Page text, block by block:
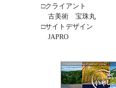
□クライアント
古美術 宝珠丸
□サイトデザイン
JAPRO